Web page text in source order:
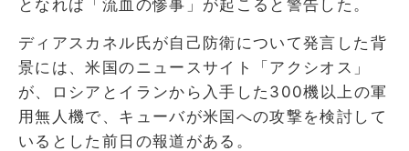
となれば「流血の惨事」が起こると警告した。
ディアスカネル氏が自己防衛について発言した背
景には、米国のニュースサイト「アクシオス」
が、ロシアとイランから入手した300機以上の軍
用無人機で、キューバが米国への攻撃を検討して
いるとした前日の報道がある。